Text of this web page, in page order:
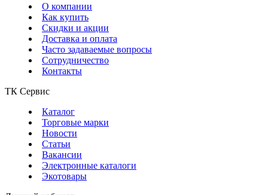
О компании
Как купить
Скидки и акции
Доставка и оплата
Часто задаваемые вопросы
Сотрудничество
Контакты
ТК Сервис
Каталог
Торговые марки
Новости
Статьи
Вакансии
Электронные каталоги
Экотовары